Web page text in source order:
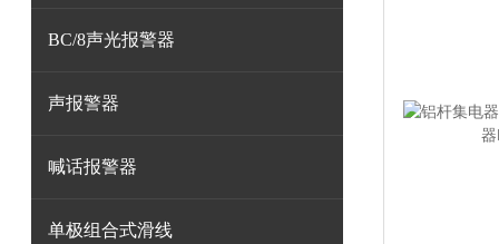
BC/8声光报警器
声报警器
喊话报警器
单极组合式滑线